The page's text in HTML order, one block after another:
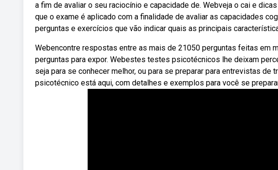
a fim de avaliar o seu raciocínio e capacidade de. Webveja o cai e
que o exame é aplicado com a finalidade de avaliar as capacidades
perguntas e exercícios que vão indicar quais as principais
Webencontre respostas entre as mais de 21050 perguntas feitas em
perguntas para expor. Webestes testes psicotécnicos lhe deixam
seja para se conhecer melhor, ou para se preparar para entrevistas
psicotécnico está aqui, com detalhes e exemplos para você se